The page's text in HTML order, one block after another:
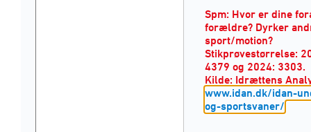
Spm: Hvor er dine
forældre? Dyrker
sport/motion?
Stikprøvestørrelse:
4379 og 2024: 3303.
Kilde: Idrættens
www.idan.dk/idan-
og-sportsvaner/